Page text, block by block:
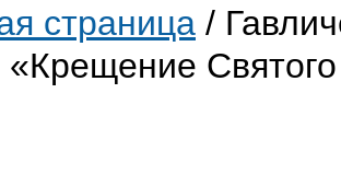
страница /
«Крещение